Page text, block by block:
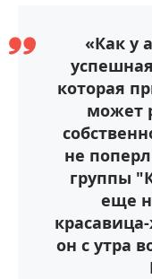
«Как у
которая
может
не
группы
еще
он с утра